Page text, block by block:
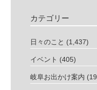
カテゴリー
日々のこと (1,437)
イベント (405)
岐阜お出かけ案内